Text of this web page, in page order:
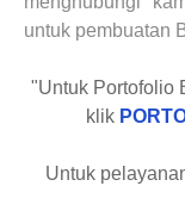
untuk pembuatan
"Untuk Portofolio
klik
Untuk